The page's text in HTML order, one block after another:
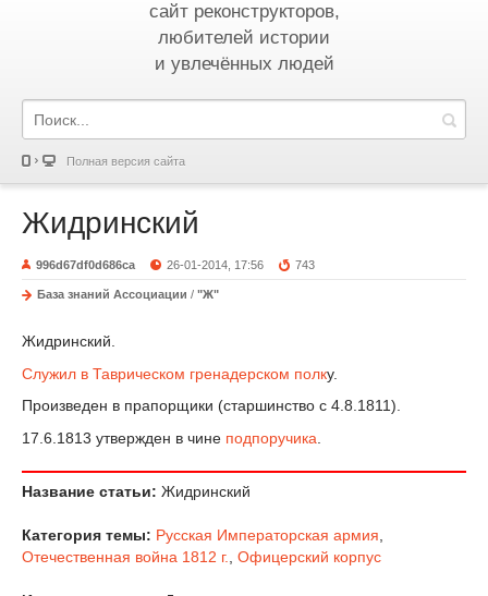
сайт реконструкторов,
любителей истории
и увлечённых людей
Полная версия сайта
Жидринский
996d67df0d686ca 26-01-2014, 17:56 743
База знаний Ассоциации / "Ж"
Жидринский.
Служил в Таврическом гренадерском полку.
Произведен в прапорщики (старшинство с 4.8.1811).
17.6.1813 утвержден в чине подпоручика
Название статьи: Жидринский
Категория темы: Русская Императорская армия
Отечественная война 1812 г.
Офицерский корпус